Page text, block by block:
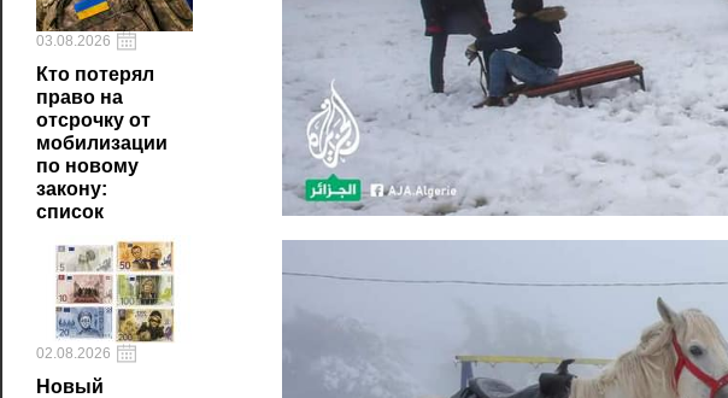
03.08.2026
Кто потерял
право на
отсрочку от
мобилизации
по новому
закону:
список
02.08.2026
Новый